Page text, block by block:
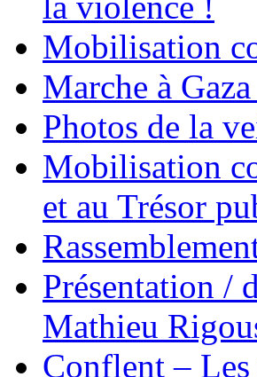
Mobilisation
Marche à
Photos de la
Mobilisation
et au Trésor
Présentation /
Mathieu
Conflent – Les